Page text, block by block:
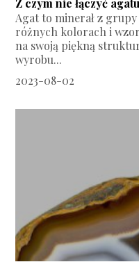
Z czym nie łączyć
Agat to minerał z
różnych kolorach i
na swoją piękną
wyrobu...
2023-08-02